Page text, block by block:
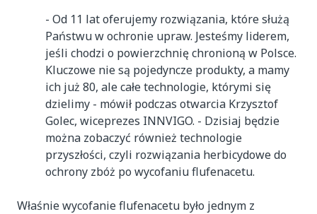
- Od 11 lat oferujemy rozwiązania, które służą
Państwu w ochronie upraw. Jesteśmy liderem,
jeśli chodzi o powierzchnię chronioną w Polsce.
Kluczowe nie są pojedyncze produkty, a mamy
ich już 80, ale całe technologie, którymi się
dzielimy - mówił podczas otwarcia Krzysztof
Golec, wiceprezes INNVIGO. - Dzisiaj będzie
można zobaczyć również technologie
przyszłości, czyli rozwiązania herbicydowe do
ochrony zbóż po wycofaniu flufenacetu.
Właśnie wycofanie flufenacetu było jednym z